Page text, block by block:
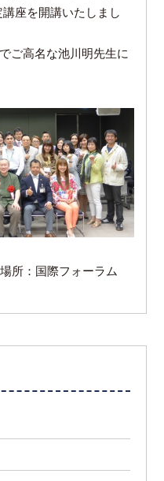
座を開講いたしまし
ご高名な池川明先生に
所：国際フォーラム